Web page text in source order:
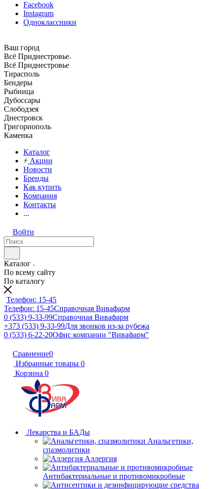
Facebook
Instagram
Одноклассники
Ваш город
Всё Приднестровье
Всё Приднестровье
Тирасполь
Бендеры
Рыбница
Дубоссары
Слободзея
Днестровск
Григориополь
Каменка
Каталог
Акции
Новости
Бренды
Как купить
Компания
Контакты
...
Войти
Каталог
По всему сайту
По каталогу
Телефон: 15-45
Телефон: 15-45Справочная Вивафарм
0 (533) 9-33-99Справочная Вивафарм
+373 (533) 9-33-99Для звонков из-за рубежа
0 (533) 6-22-20Офис компании "Вивафарм"
Сравнение0
Избранные товары 0
Корзина 0
Лекарства и БАДы
Анальгетики,
спазмолитики
Аллергия
Антибактериальные и противомикробные